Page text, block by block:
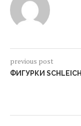
previous post
ФИГУРКИ SCHLEICH